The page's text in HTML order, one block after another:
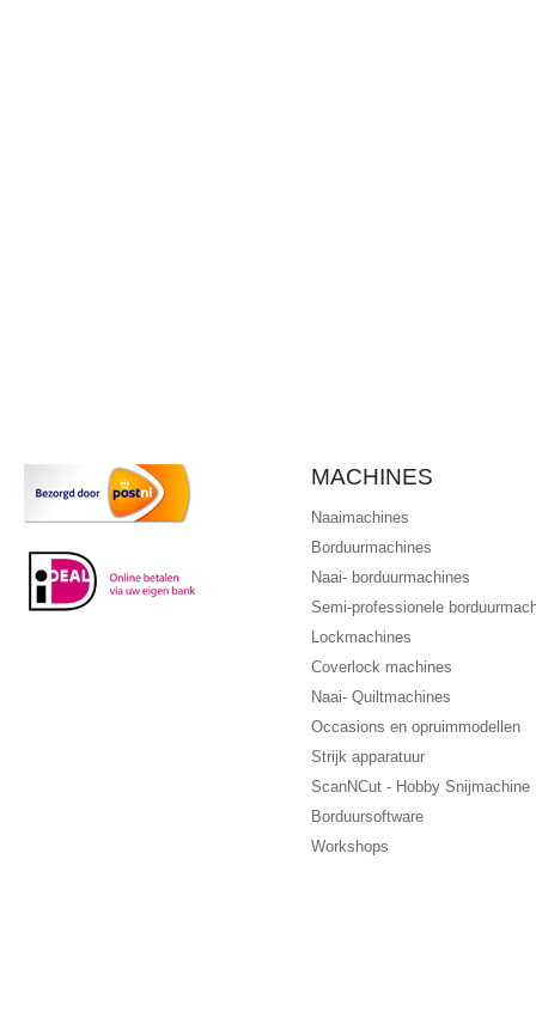
MACHINES
Naaimachines
Borduurmachines
Naai- borduurmachines
Semi-professionele
Lockmachines
Coverlock machines
Naai- Quiltmachines
Occasions en opruimmodellen
Strijk apparatuur
ScanNCut - Hobby Snijmachine
Borduursoftware
Workshops